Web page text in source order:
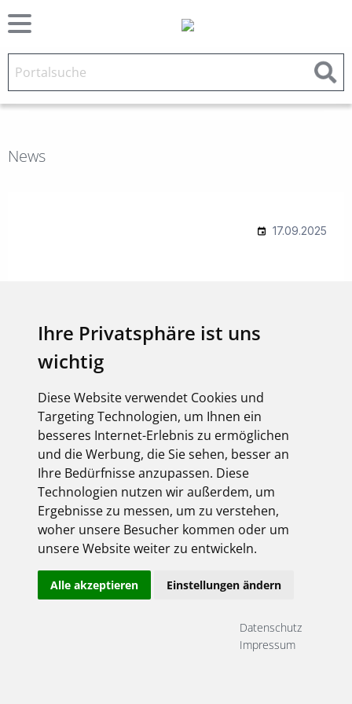
Ihre Privatsphäre ist uns
wichtig
Diese Website verwendet Cookies und
Targeting Technologien, um Ihnen ein
besseres Internet-Erlebnis zu ermöglichen
und die Werbung, die Sie sehen, besser an
Ihre Bedürfnisse anzupassen. Diese
Technologien nutzen wir außerdem, um
Ergebnisse zu messen, um zu verstehen,
woher unsere Besucher kommen oder um
unsere Website weiter zu entwickeln.
Alle akzeptieren Einstellungen ändern
Datenschutz
Impressum
News